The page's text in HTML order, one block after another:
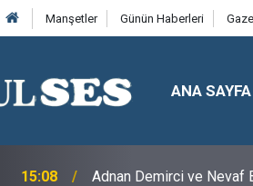
Manşetler Günün Haberleri
ANA SAYFA
15:08 Adnan Demirci ve Nevaf